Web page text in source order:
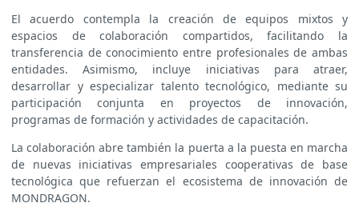
El acuerdo contempla la creación de equipos mixtos y
espacios de colaboración compartidos, facilitando la
transferencia de conocimiento entre profesionales de ambas
entidades. Asimismo, incluye iniciativas para atraer,
desarrollar y especializar talento tecnológico, mediante su
participación conjunta en proyectos de innovación,
programas de formación y actividades de capacitación.
La colaboración abre también la puerta a la puesta en marcha
de nuevas iniciativas empresariales cooperativas de base
tecnológica que refuerzan el ecosistema de innovación de
MONDRAGON.